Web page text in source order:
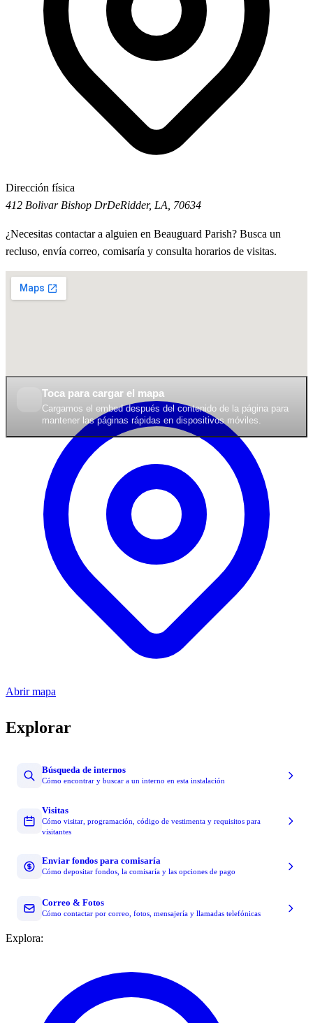
Dirección física
412 Bolivar Bishop DrDeRidder, LA, 70634
¿Necesitas contactar a alguien en Beauguard Parish? Busca un
recluso, envía correo, comisaría y consulta horarios de visitas.
Toca para cargar el mapa
Cargamos el embed después del contenido de la página para
mantener las páginas rápidas en dispositivos móviles.
Abrir mapa
Explorar
Búsqueda de internos
Cómo encontrar y buscar a un interno en esta instalación
Visitas
Cómo visitar, programación, código de vestimenta y requisitos para
visitantes
Enviar fondos para comisaría
Cómo depositar fondos, la comisaría y las opciones de pago
Correo & Fotos
Cómo contactar por correo, fotos, mensajería y llamadas telefónicas
Explora: